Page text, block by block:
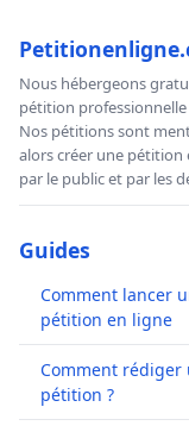
Nous hébergeons
pétition
Nos pétitions sont
alors créer une pétition
par le public et par les
Guides
Comment lancer
pétition en ligne
Comment rédiger
pétition ?